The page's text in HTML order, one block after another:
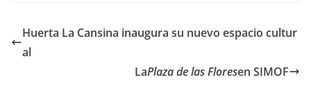
Huerta La Cansina inaugura su nuevo espacio cultur
al
LaPlaza de las Floresen SIMOF